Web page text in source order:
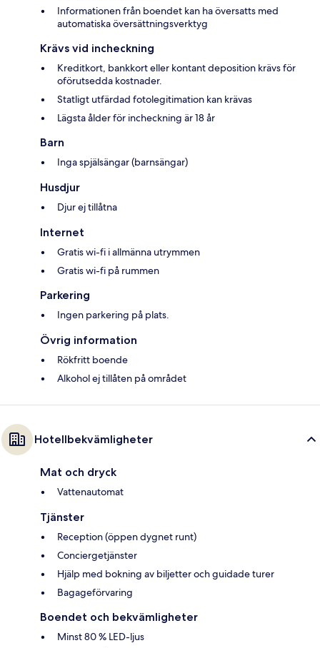
Informationen från boendet kan ha översatts med
automatiska översättningsverktyg
Krävs vid incheckning
Kreditkort, bankkort eller kontant deposition krävs för
oförutsedda kostnader.
Statligt utfärdad fotolegitimation kan krävas
Lägsta ålder för incheckning är 18 år
Barn
Inga spjälsängar (barnsängar)
Husdjur
Djur ej tillåtna
Internet
Gratis wi-fi i allmänna utrymmen
Gratis wi-fi på rummen
Parkering
Ingen parkering på plats.
Övrig information
Rökfritt boende
Alkohol ej tillåten på området
Hotellbekvämligheter
Mat och dryck
Vattenautomat
Tjänster
Reception (öppen dygnet runt)
Conciergetjänster
Hjälp med bokning av biljetter och guidade turer
Bagageförvaring
Boendet och bekvämligheter
Minst 80 % LED-ljus